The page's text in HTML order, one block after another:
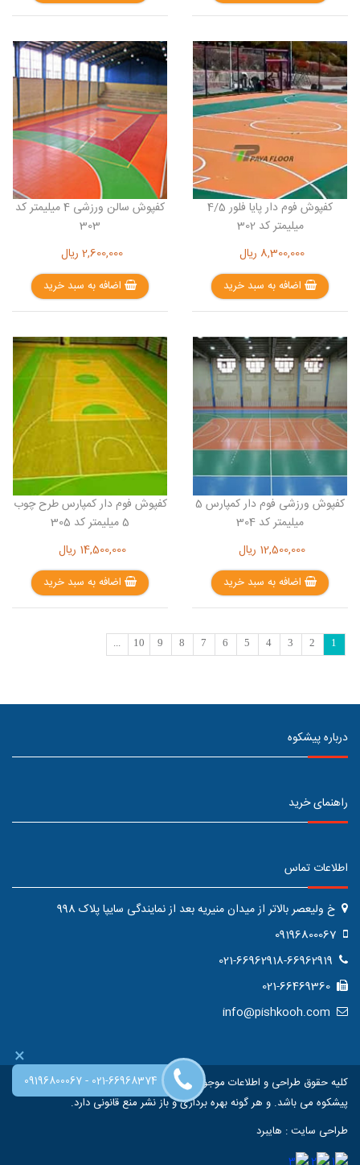
کفپوش فوم دار پایا فلور 4/5
میلیمتر کد 302
8,300,000 ریال
اضافه به سبد خرید
کفپوش سالن ورزشی 4 میلیمتر کد
303
2,600,000 ریال
اضافه به سبد خرید
کفپوش ورزشی فوم دار کمپارس 5
میلیمتر کد 304
12,500,000 ریال
اضافه به سبد خرید
کفپوش فوم دار کمپارس طرح چوب
5 میلیمتر کد 305
14,500,000 ریال
اضافه به سبد خرید
1
2
3
4
5
6
7
8
9
10
...
درباره پیشکوه
راهنمای خرید
اطلاعات تماس
خ ولیعصر بالاتر از میدان منیریه بعد از نمایندگی سایپا پلاک 998
کلیه حقوق طراحی و اطلاعات موجود در این سایت متعلق به فروشگاه اینترنتی
پیشکوه می باشد. و هر گونه بهره برداری و باز نشر منع قانونی دارد.
طراحی سایت: هایبرد
×
09196800067- 021-66968374